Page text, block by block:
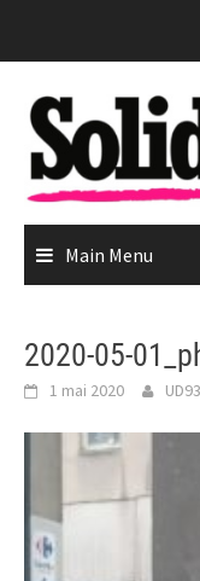
Main Menu
2020-05-
1 mai 2020 UD93